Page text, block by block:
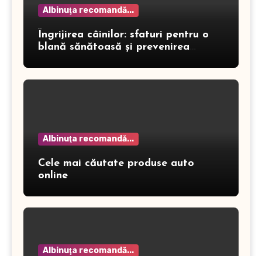
Albinuţa recomandă...
Îngrijirea câinilor: sfaturi pentru o
blană sănătoasă și prevenirea
Albinuţa recomandă...
Cele mai căutate produse auto
online
Albinuţa recomandă...